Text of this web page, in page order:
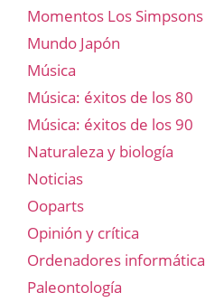
Momentos Los Simpsons
Mundo Japón
Música
Música: éxitos de los 80
Música: éxitos de los 90
Naturaleza y biología
Noticias
Ooparts
Opinión y crítica
Ordenadores informática
Paleontología